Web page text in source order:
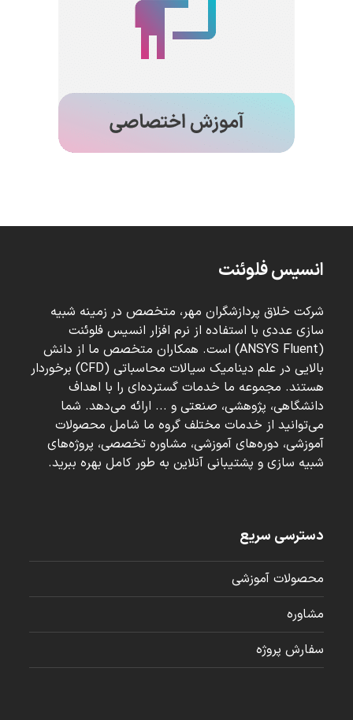
تیم پشتیبانی فنی ما سال ها تجربه در رابطه با پروژه
های CFD دارد. تیم فنی شرکت پردازشگران مهر به شما
کمک می کند تا پروژه های CFD مورد نظر خود را با
انسیس فلوئنت
شرکت خلاق پردازشگران مهر، متخصص در زمینه شبیه
سازی عددی با استفاده از نرم افزار انسیس فلوئنت
(ANSYS Fluent) است. همکاران متخصص ما از دانش
بالایی در علم دینامیک سیالات محاسباتی (CFD) برخوردار
هستند. مجموعه ما خدمات گسترده‌ای را با اهداف
دانشگاهی، پژوهشی، صنعتی و ... ارائه می‌دهد. شما
می‌توانید از خدمات مختلف گروه ما شامل محصولات
آموزشی، دوره‌های آموزشی، مشاوره تخصصی، پروژه‌های
شبیه سازی و پشتیبانی آنلاین به طور کامل بهره ببرید.
دسترسی سریع
محصولات آموزشی
مشاوره
سفارش پروژه